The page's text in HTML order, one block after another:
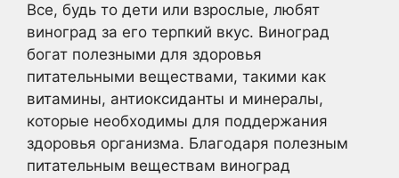
Все, будь то дети или взрослые, любят
виноград за его терпкий вкус. Виноград
богат полезными для здоровья
питательными веществами, такими как
витамины, антиоксиданты и минералы,
которые необходимы для поддержания
здоровья организма. Благодаря полезным
питательным веществам виноград